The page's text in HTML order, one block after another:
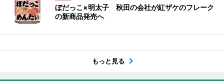
ぼだっこ×明太子 秋田の会社が紅ザケのフレーク
の新商品発売へ
もっと見る